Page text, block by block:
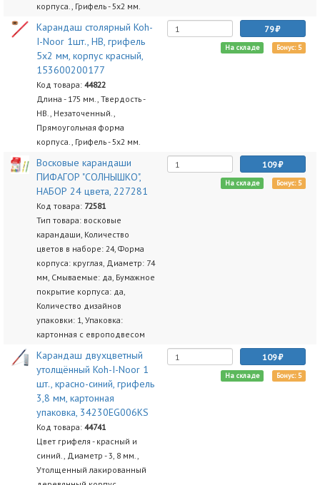
корпуса., Грифель - 5x2 мм.
Карандаш столярный Koh-
I-Noor 1шт., НВ, грифель
5х2 мм, корпус красный,
153600200177
Код товара: 44822
Длина - 175 мм., Твердость -
HB., Незаточенный.,
Прямоугольная форма
корпуса., Грифель - 5х2 мм.
79
На складе Бонус: 5
Восковые карандаши
ПИФАГОР "СОЛНЫШКО",
НАБОР 24 цвета, 227281
Код товара: 72581
Тип товара: восковые
карандаши, Количество
цветов в наборе: 24, Форма
корпуса: круглая, Диаметр: 74
мм, Смываемые: да, Бумажное
покрытие корпуса: да,
Количество дизайнов
упаковки: 1, Упаковка:
картонная с европодвесом
109
На складе Бонус: 5
Карандаш двухцветный
утолщённый Koh-I-Noor 1
шт., красно-синий, грифель
3,8 мм, картонная
упаковка, 34230EG006KS
Код товара: 44741
Цвет грифеля - красный и
синий., Диаметр - 3, 8 мм.,
Утолщенный лакированный
109
На складе Бонус: 5